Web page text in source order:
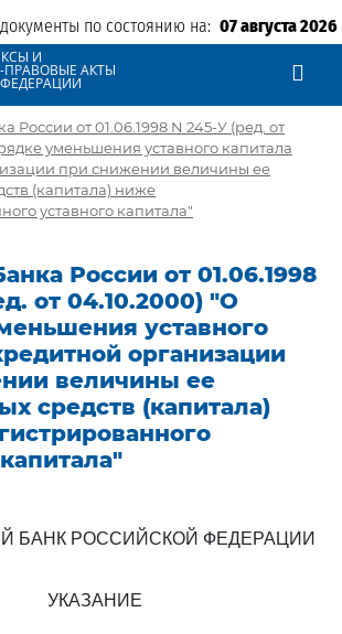
по состоянию на: 07 августа 2026
И
АКТЫ
России от 01.06.1998 N 245-У (ред. от
уменьшения уставного капитала
при снижении величины ее
(капитала) ниже
уставного капитала"
России от 01.06.1998
от 04.10.2000) "О
уставного
организации
величины ее
средств (капитала)
БАНК РОССИЙСКОЙ ФЕДЕРАЦИИ
УКАЗАНИЕ